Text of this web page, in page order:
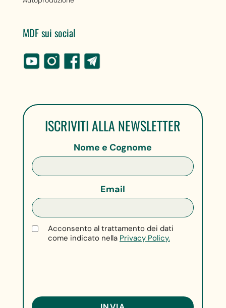
MDF sui social
ISCRIVITI ALLA NEWSLETTER
Nome e Cognome
Email
Acconsento al trattamento dei dati
come indicato nella Privacy Policy.